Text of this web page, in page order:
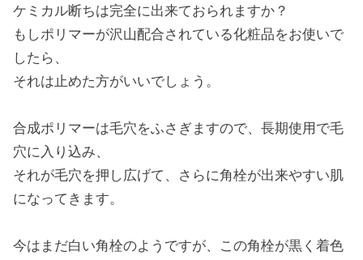
ケミカル断ちは完全に出来ておられますか？
もしポリマーが沢山配合されている化粧品をお使いで
したら、
それは止めた方がいいでしょう。
合成ポリマーは毛穴をふさぎますので、長期使用で毛
穴に入り込み、
それが毛穴を押し広げて、さらに角栓が出来やすい肌
になってきます。
今はまだ白い角栓のようですが、この角栓が黒く着色